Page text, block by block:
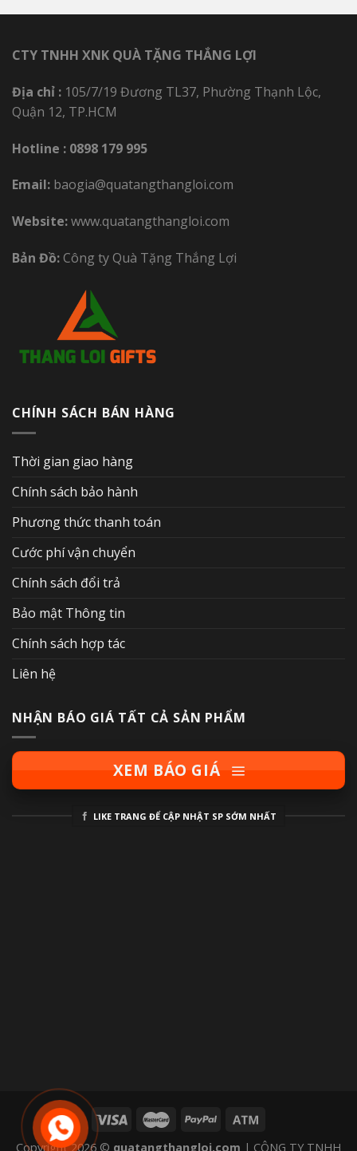
CTY TNHH XNK QUÀ TẶNG THẮNG LỢI
Địa chỉ : 105/7/19 Đương TL37, Phường Thạnh Lộc,
Quận 12, TP.HCM
Hotline : 0898 179 995
Email: baogia@quatangthangloi.com
Website:www.quatangthangloi.com
Bản Đồ:Công ty Quà Tặng Thắng Lợi
CHÍNH SÁCH BÁN HÀNG
Thời gian giao hàng
Chính sách bảo hành
Phương thức thanh toán
Cước phí vận chuyển
Chính sách đổi trả
Bảo mật Thông tin
Chính sách hợp tác
Liên hệ
NHẬN BÁO GIÁ TẤT CẢ SẢN PHẨM
XEM BÁO GIÁ
LIKE TRANG ĐỂ CẬP NHẬT SP SỚM NHẤT
Copyright 2026 © quatangthangloi.com | CÔNG TY TNHH